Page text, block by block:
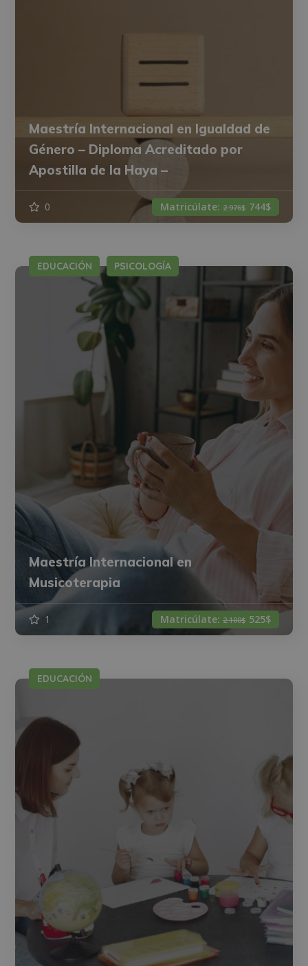
Maestría Internacional en Igualdad de
Género – Diploma Acreditado por
Apostilla de la Haya –
0 Matricúlate: 2.976$ 744$
EDUCACIÓN PSICOLOGÍA
Maestría Internacional en
Musicoterapia
1 Matricúlate: 2.100$ 525$
EDUCACIÓN